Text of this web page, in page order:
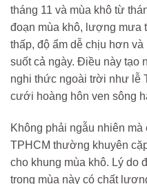
tháng 11 và mùa khô từ
đoạn mùa khô, lượng mưa
thấp, độ ẩm dễ chịu hơn
suốt cả ngày. Điều này tạo
nghi thức ngoài trời như lễ
cưới hoàng hôn ven sông
Không phải ngẫu nhiên
TPHCM thường khuyên
cho khung mùa khô. Lý do
trong mùa này có chất